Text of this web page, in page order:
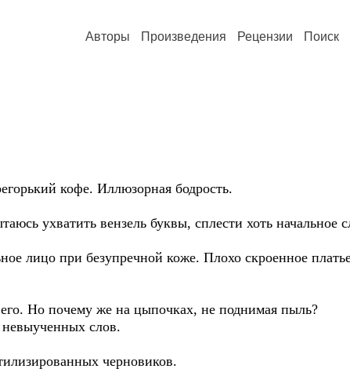
Авторы Произведения Рецензии Поиск
кофе. Иллюзорная бодрость.
ухватить вензель буквы, сплести хоть начальное
лицо при безупречной коже. Плохо скроенное
Но почему же на цыпочках, не поднимая пыль?
слов.
черновиков.